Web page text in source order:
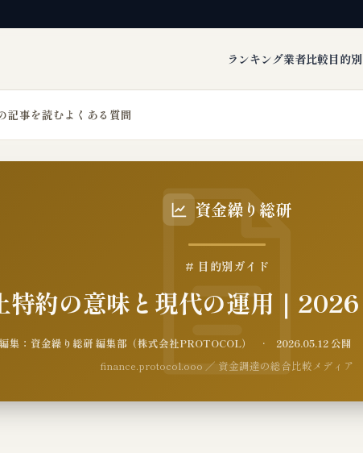
ランキング業者比較目的
記事を読むよくある質問
資金繰り総研
# 目的別ガイド
特約の意味と現代の運用｜
編集：資金繰り総研 編集部（株式会社PROTOCOL） · 2026.05.12 公開
finance.protocol.ooo ／ 資金調達の総合比較メディア